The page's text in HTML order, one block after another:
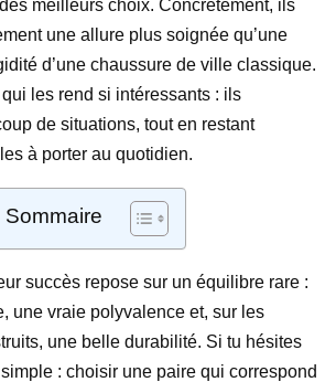
meilleurs choix. Concrètement, ils
une allure plus soignée qu’une
d’une chaussure de ville classique.
les rend si intéressants : ils
de situations, tout en restant
à porter au quotidien.
Sommaire
succès repose sur un équilibre rare :
une vraie polyvalence et, sur les
une belle durabilité. Si tu hésites
: choisir une paire qui correspond